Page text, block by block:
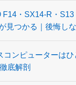
F14・SX14-R・
見つかる｜後悔し
コンピューターは
底解剖